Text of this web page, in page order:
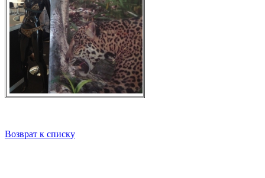
Возврат к списку